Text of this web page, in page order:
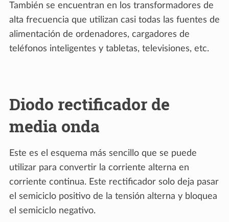
También se encuentran en los transformadores de
alta frecuencia que utilizan casi todas las fuentes de
alimentación de ordenadores, cargadores de
teléfonos inteligentes y tabletas, televisiones, etc.
Diodo rectificador de
media onda
Este es el esquema más sencillo que se puede
utilizar para convertir la corriente alterna en
corriente continua. Este rectificador solo deja pasar
el semiciclo positivo de la tensión alterna y bloquea
el semiciclo negativo.